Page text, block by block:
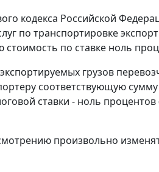
кодекса Российской
по транспортировке
по ставке ноль
грузов
соответствующую
ставки - ноль процентов
произвольно